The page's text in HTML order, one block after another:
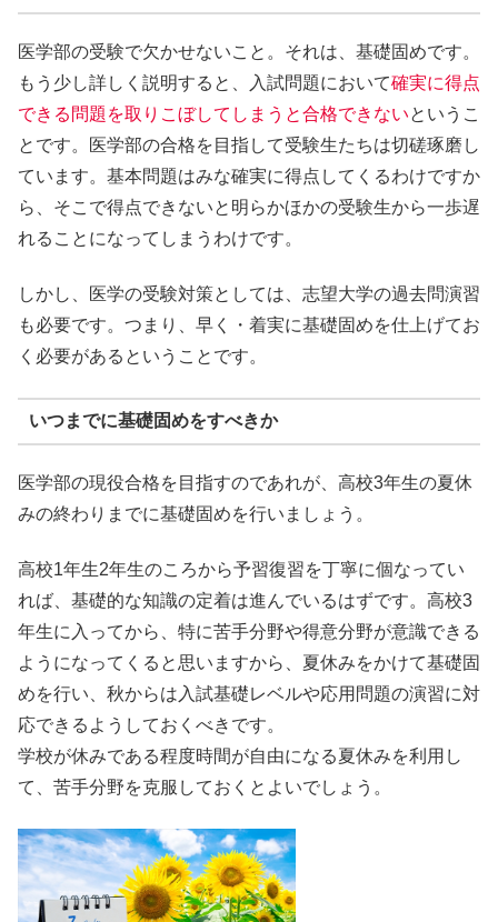
医学部の受験で欠かせないこと。それは、 基礎固めです。
もう少し詳しく説明すると、入試問題において確実に得点
できる問題を取りこぼしてしまうと合格できないというこ
とです。医学部の合格を目指して受験生たちは切磋琢磨し
ています。基本問題はみな確実に得点してくるわけですか
ら、そこで得点できないと明らかほかの受験生から一歩遅
れることになってしまうわけです。
しかし、医学の受験対策としては、志望大学の過去問演習
も必要です。つまり、 早く・着実に基礎固めを仕上げてお
く必要がある ということです。
いつまでに基礎固めをすべきか
医学部の現役合格を目指すのであれが、高校3年生の夏休
みの終わりまでに基礎固めを行いましょう。
高校1年生2年生のころから予習復習を丁寧に個なってい
れば、基礎的な知識の定着は進んでいるはずです。高校3
年生に入ってから、特に苦手分野や得意分野が意識できる
ようになってくると思いますから、夏休みをかけて基礎固
めを行い、秋からは入試基礎レベルや応用問題の演習に対
応できるようしておくべきです。
学校が休みである程度時間が自由になる夏休みを利用し
て、苦手分野を克服しておくとよいでしょう。